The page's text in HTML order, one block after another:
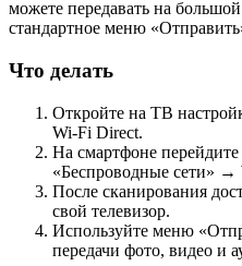
можете передавать на
стандартное меню
Что делать
Откройте на ТВ
Wi-Fi Direct.
На смартфоне
«Беспроводные сети»
После сканирования
свой телевизор.
Используйте меню
передачи фото, видео и